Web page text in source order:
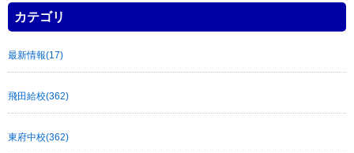
カテゴリ
最新情報(17)
飛田給校(362)
東府中校(362)